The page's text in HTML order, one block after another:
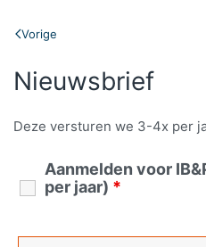
Vorige
Nieuwsbrief
Deze versturen we 3-4x per
Aanmelden voor
per jaar) *